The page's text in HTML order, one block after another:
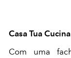
Casa Tua Cucina
Com uma